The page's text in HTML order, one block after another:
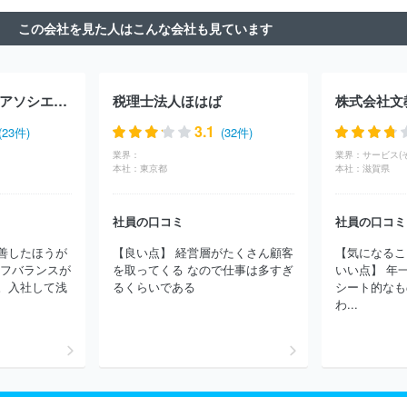
この会社を見た人はこんな会社も見ています
日本ハムビジネスアソシエ株式会社
件)
したほうが
バランスが
入社して浅
税理士法人ほはば
3.1 (32件)
業界：
本社： 東京都
社員の口コミ
【良い点】 経営層がたくさん顧客
を取ってくる なので仕事は多すぎ
るくらいである
株式会社
業界： サービス(
本社： 滋賀県
社員の口コミ
【気になる
いい点】 年
シート的な
わ...